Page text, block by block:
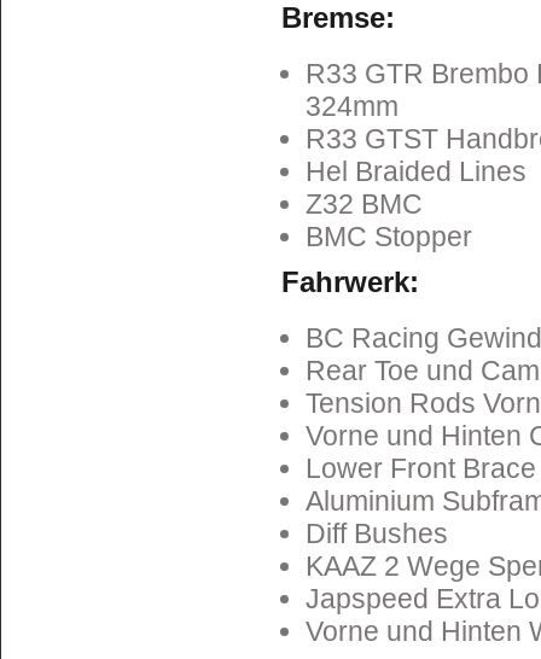
Bremse:
R33 GTR Brembo
324mm
R33 GTST
Hel Braided Lines
Z32 BMC
BMC Stopper
Fahrwerk:
BC Racing
Rear Toe und
Tension Rods
Vorne und Hinten
Lower Front Brace
Aluminium
Diff Bushes
KAAZ 2 Wege
Japspeed Extra
Vorne und Hinten